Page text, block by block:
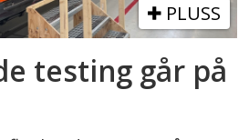
PLUSS
testing går på